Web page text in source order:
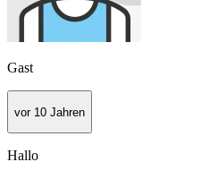
Gast
vor 10 Jahren
Hallo